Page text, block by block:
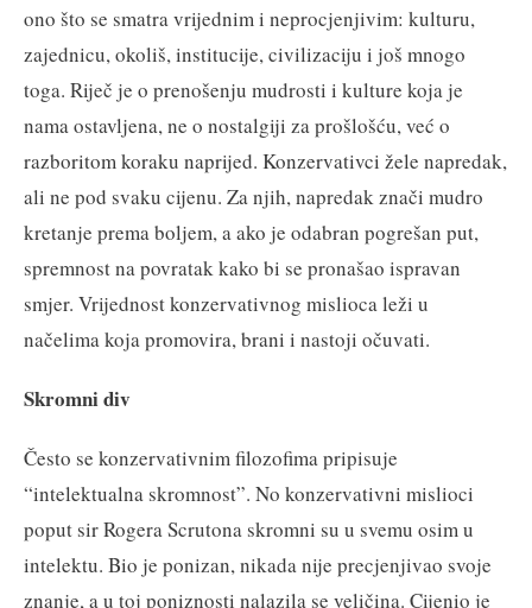
ono što se smatra vrijednim i neprocjenjivim: kulturu,
zajednicu, okoliš, institucije, civilizaciju i još mnogo
toga. Riječ je o prenošenju mudrosti i kulture koja je
nama ostavljena, ne o nostalgiji za prošlošću, već o
razboritom koraku naprijed. Konzervativci žele napredak,
ali ne pod svaku cijenu. Za njih, napredak znači mudro
kretanje prema boljem, a ako je odabran pogrešan put,
spremnost na povratak kako bi se pronašao ispravan
smjer. Vrijednost konzervativnog mislioca leži u
načelima koja promovira, brani i nastoji očuvati.
Skromni div
Često se konzervativnim filozofima pripisuje
“intelektualna skromnost”. No konzervativni mislioci
poput sir Rogera Scrutona skromni su u svemu osim u
intelektu. Bio je ponizan, nikada nije precjenjivao svoje
znanje, a u toj poniznosti nalazila se veličina. Cijenio je